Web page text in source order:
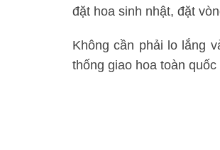
đặt hoa sinh nhật, đặt
Không cần phải lo lắng
thống giao hoa toàn